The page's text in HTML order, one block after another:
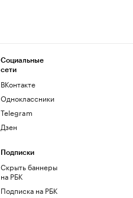
Социальные
сети
ВКонтакте
Одноклассники
Telegram
Дзен
Подписки
Скрыть баннеры
на РБК
Подписка на РБК